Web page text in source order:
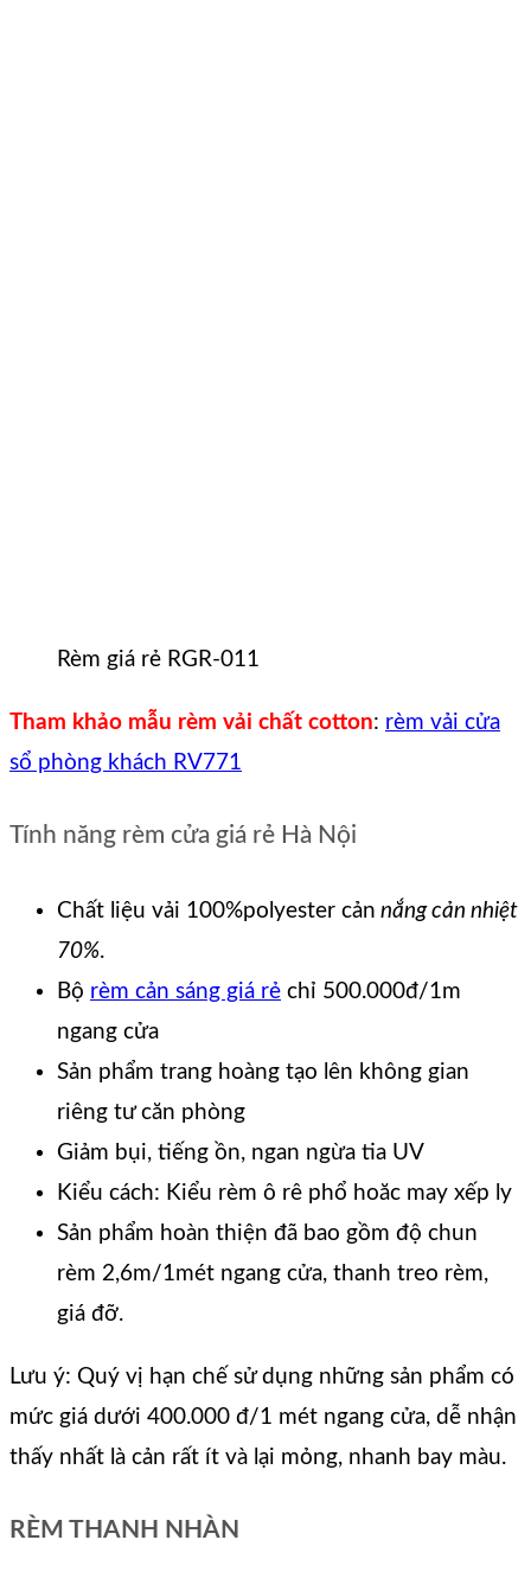
Rèm giá rẻ RGR-011
Tham khảo mẫu rèm vải chất cotton: rèm vải cửa
sổ phòng khách RV771
Tính năng rèm cửa giá rẻ Hà Nội
Chất liệu vải 100%polyester cản nắng cản nhiệt
70%.
Bộ rèm cản sáng giá rẻ chỉ 500.000đ/1m
ngang cửa
Sản phẩm trang hoàng tạo lên không gian
riêng tư căn phòng
Giảm bụi, tiếng ồn, ngan ngừa tia UV
Kiểu cách: Kiểu rèm ô rê phổ hoăc may xếp ly
Sản phẩm hoàn thiện đã bao gồm độ chun
rèm 2,6m/1mét ngang cửa, thanh treo rèm,
giá đỡ.
Lưu ý: Quý vị hạn chế sử dụng những sản phẩm có
mức giá dưới 400.000 đ/1 mét ngang cửa, dễ nhận
thấy nhất là cản rất ít và lại mỏng, nhanh bay màu.
RÈM THANH NHÀN